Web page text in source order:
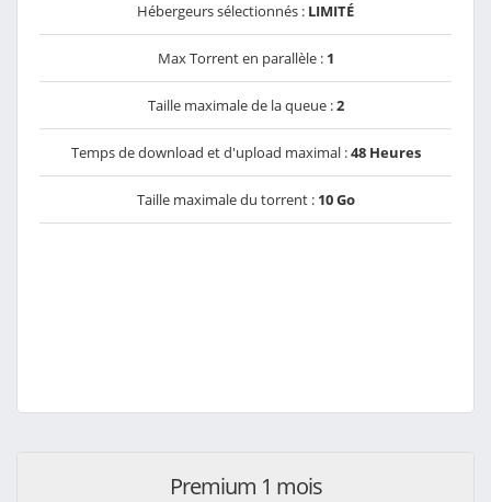
Hébergeurs sélectionnés : LIMITÉ
Max Torrent en parallèle : 1
Taille maximale de la queue :2
Temps de download et d'upload maximal :48 Heures
Taille maximale du torrent : 10 Go
Premium 1 mois